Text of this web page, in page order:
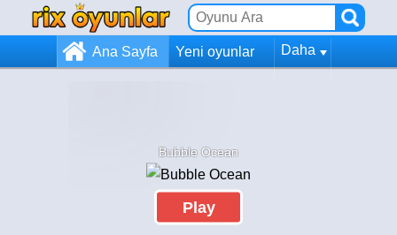
Ana Sayfa Yeni oyunlar Daha
Bubble Ocean
Play